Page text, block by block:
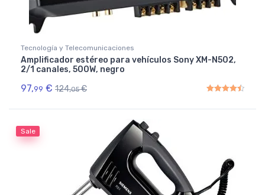
Tecnología y Telecomunicaciones
Amplificador estéreo para vehículos Sony XM-N502,
2/1 canales, 500W, negro
97,99 € 124,05 €
Sale